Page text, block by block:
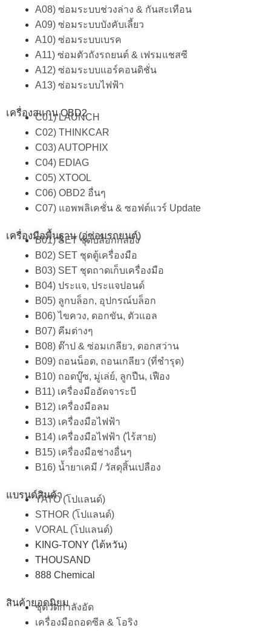
A08) ซ่อมระบบช่วงล่าง & กันสะเทือน
A09) ซ่อมระบบบังคับเลี้ยว
A10) ซ่อมระบบเบรค
A11) ซ่อมตัวถังรถยนต์ & เฟรมแชสซี
A12) ซ่อมระบบแอร์คอนดิชั่น
A13) ซ่อมระบบไฟฟ้า
เครื่องสแกน OBD2
C01) LAUNCH
C02) THINKCAR
C03) AUTOPHIX
C04) EDIAG
C05) XTOOL
C06) OBD2 อื่นๆ
C07) แอพพลิเคชั่น & ซอฟต์แวร์ Update
เครื่องมือพื้นฐาน (อู่ซ่อมรถยนต์)
B01) SET ชุดบล็อกกล่อง
B02) SET ชุดตู้เครื่องมือ
B03) SET ชุดถาดเก็บเครื่องมือ
B04) ประแจ, ประแจปอนด์
B05) ลูกบล็อก, อุปกรณ์บล็อก
B06) ไขควง, ดอกขัน, ตัวแอล
B07) คีมต่างๆ
B08) ต๊าป & ซ่อมเกลียว, ดอกสว่าน
B09) ถอนน็อต, ถอนเกลียว (ที่ชำรุด)
B10) ถอดบู๊ซ, มู่เล่ย์, ลูกปืน, เฟือง
B11) เครื่องมืออัดจาระบี
B12) เครื่องมือลม
B13) เครื่องมือไฟฟ้า
B14) เครื่องมือไฟฟ้า (ไร้สาย)
B15) เครื่องมือช่างอื่นๆ
B16) น้ำยาเคมี / วัสดุสิ้นเปลือง
แบรนด์สินค้าYATO (โปแลนด์)
STHOR (โปแลนด์)
VORAL (โปแลนด์)
KING-TONY (ไต้หวัน)
THOUSAND
888 Chemical
สินค้ายอดนิยม
ชุดวัดกำลังอัด
เครื่องมือถอดซีล & โอริง